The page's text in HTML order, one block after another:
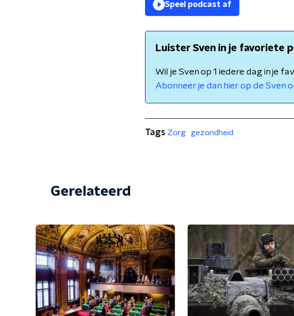
Speel podcast af
Luister Sven in je favoriete
Wil je Sven op 1 iedere dag in je
Abonneer je dan hier op de Sven
Tags Zorg gezondheid
Gerelateerd